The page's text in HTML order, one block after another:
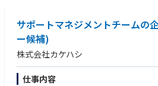
・医療計画・再編計画などのストーリー設
・住民説明や議会説明に向けた検討資料の
・社内外の専門家との連携・チームマネジ
サポートマネジメントチームの
ー候補)
株式会社カケハシ
仕事内容